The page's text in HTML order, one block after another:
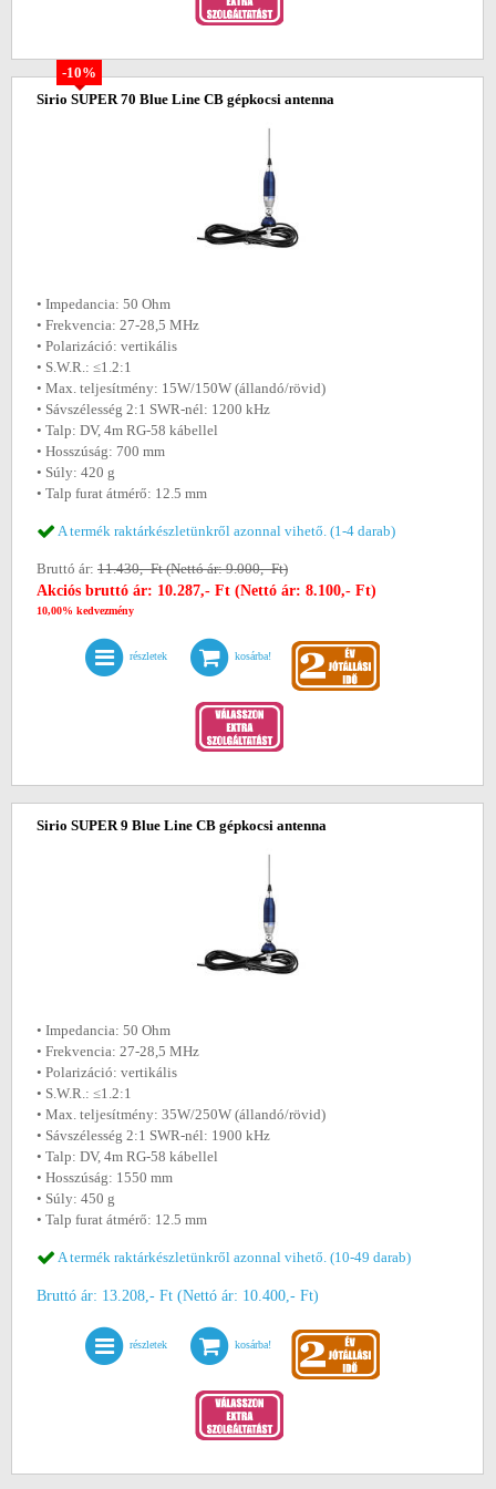
Sirio SUPER 70 Blue Line CB gépkocsi antenna
-10%
• Impedancia: 50 Ohm
• Frekvencia: 27-28,5 MHz
• Polarizáció: vertikális
• S.W.R.: ≤1.2:1
• Max. teljesítmény: 15W/150W (állandó/rövid)
• Sávszélesség 2:1 SWR-nél: 1200 kHz
• Talp: DV, 4m RG-58 kábellel
• Hosszúság: 700 mm
• Súly: 420 g
• Talp furat átmérő: 12.5 mm
A termék raktárkészletünkről azonnal vihető. (1-4 darab)
Bruttó ár: 11.430,- Ft (Nettó ár: 9.000,- Ft)
Akciós bruttó ár: 10.287,- Ft (Nettó ár: 8.100,- Ft)
10,00% kedvezmény
részletek kosárba!
Sirio SUPER 9 Blue Line CB gépkocsi antenna
• Impedancia: 50 Ohm
• Frekvencia: 27-28,5 MHz
• Polarizáció: vertikális
• S.W.R.: ≤1.2:1
• Max. teljesítmény: 35W/250W (állandó/rövid)
• Sávszélesség 2:1 SWR-nél: 1900 kHz
• Talp: DV, 4m RG-58 kábellel
• Hosszúság: 1550 mm
• Súly: 450 g
• Talp furat átmérő: 12.5 mm
A termék raktárkészletünkről azonnal vihető. (10-49 darab)
Bruttó ár: 13.208,- Ft (Nettó ár: 10.400,- Ft)
részletek kosárba!